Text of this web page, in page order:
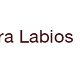
Labios